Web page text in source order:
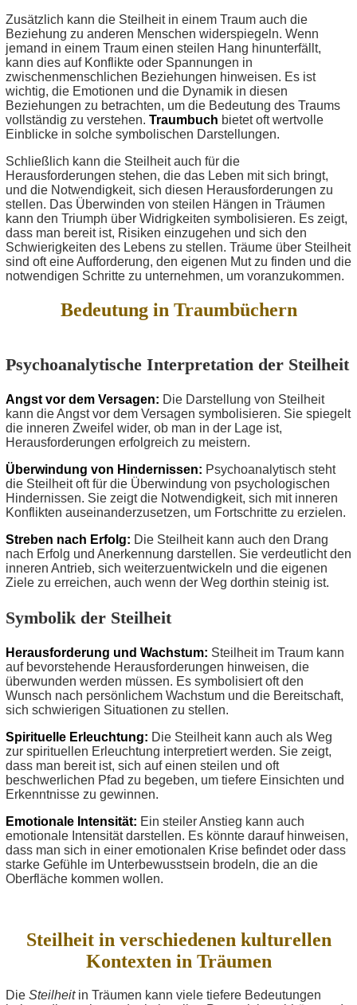
Zusätzlich kann die Steilheit in einem Traum auch die
Beziehung zu anderen Menschen widerspiegeln. Wenn
jemand in einem Traum einen steilen Hang hinunterfällt,
kann dies auf Konflikte oder Spannungen in
zwischenmenschlichen Beziehungen hinweisen. Es ist
wichtig, die Emotionen und die Dynamik in diesen
Beziehungen zu betrachten, um die Bedeutung des Traums
vollständig zu verstehen. Traumbuch bietet oft wertvolle
Einblicke in solche symbolischen Darstellungen.
Schließlich kann die Steilheit auch für die
Herausforderungen stehen, die das Leben mit sich bringt,
und die Notwendigkeit, sich diesen Herausforderungen zu
stellen. Das Überwinden von steilen Hängen in Träumen
kann den Triumph über Widrigkeiten symbolisieren. Es zeigt,
dass man bereit ist, Risiken einzugehen und sich den
Schwierigkeiten des Lebens zu stellen. Träume über Steilheit
sind oft eine Aufforderung, den eigenen Mut zu finden und die
notwendigen Schritte zu unternehmen, um voranzukommen.
Bedeutung in Traumbüchern
Psychoanalytische Interpretation der Steilheit
Angst vor dem Versagen: Die Darstellung von Steilheit
kann die Angst vor dem Versagen symbolisieren. Sie spiegelt
die inneren Zweifel wider, ob man in der Lage ist,
Herausforderungen erfolgreich zu meistern.
Überwindung von Hindernissen: Psychoanalytisch steht
die Steilheit oft für die Überwindung von psychologischen
Hindernissen. Sie zeigt die Notwendigkeit, sich mit inneren
Konflikten auseinanderzusetzen, um Fortschritte zu erzielen.
Streben nach Erfolg: Die Steilheit kann auch den Drang
nach Erfolg und Anerkennung darstellen. Sie verdeutlicht den
inneren Antrieb, sich weiterzuentwickeln und die eigenen
Ziele zu erreichen, auch wenn der Weg dorthin steinig ist.
Symbolik der Steilheit
Herausforderung und Wachstum: Steilheit im Traum kann
auf bevorstehende Herausforderungen hinweisen, die
überwunden werden müssen. Es symbolisiert oft den
Wunsch nach persönlichem Wachstum und die Bereitschaft,
sich schwierigen Situationen zu stellen.
Spirituelle Erleuchtung: Die Steilheit kann auch als Weg
zur spirituellen Erleuchtung interpretiert werden. Sie zeigt,
dass man bereit ist, sich auf einen steilen und oft
beschwerlichen Pfad zu begeben, um tiefere Einsichten und
Erkenntnisse zu gewinnen.
Emotionale Intensität: Ein steiler Anstieg kann auch
emotionale Intensität darstellen. Es könnte darauf hinweisen,
dass man sich in einer emotionalen Krise befindet oder dass
starke Gefühle im Unterbewusstsein brodeln, die an die
Oberfläche kommen wollen.
Steilheit in verschiedenen kulturellen
Kontexten in Träumen
Die Steilheitin Träumen kann viele tiefere Bedeutungen